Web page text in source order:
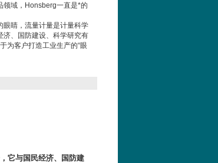
领域，Honsberg一直是*的
眼睛，流量计量是计量科学
济、国防建设、科学研究有
为客户打造工业生产的“眼
它与国民经济、国防建